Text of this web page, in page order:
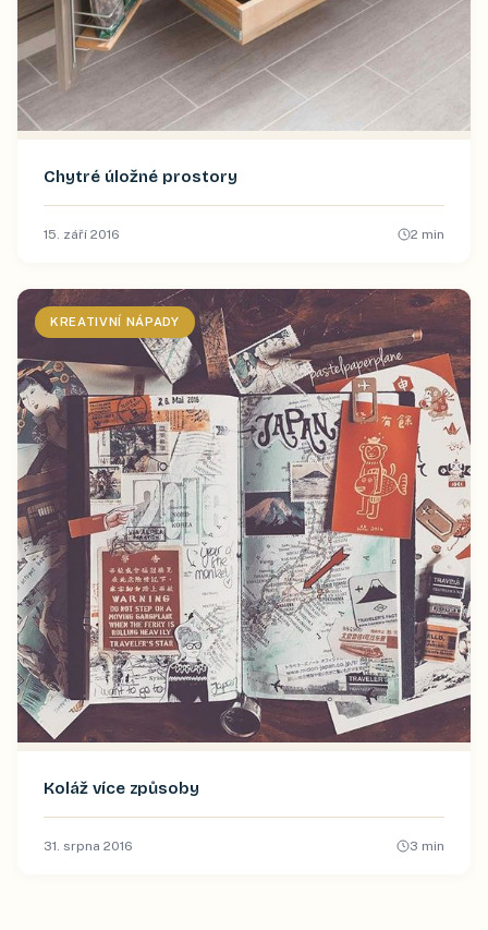
Chytré úložné prostory
15. září 2016 2 min
KREATIVNÍ NÁPADY
Koláž více způsoby
31. srpna 2016 3 min